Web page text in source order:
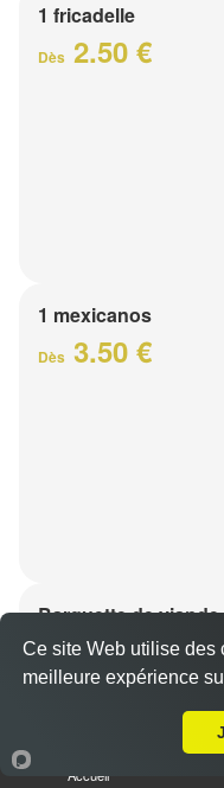
1 fricadelle
Dès 2.50 €
1 mexicanos
Dès 3.50 €
Barquette de viande
Dès7.50 €
1 viande au choix
Accueil
Ce site Web utilise des
meilleure expérience